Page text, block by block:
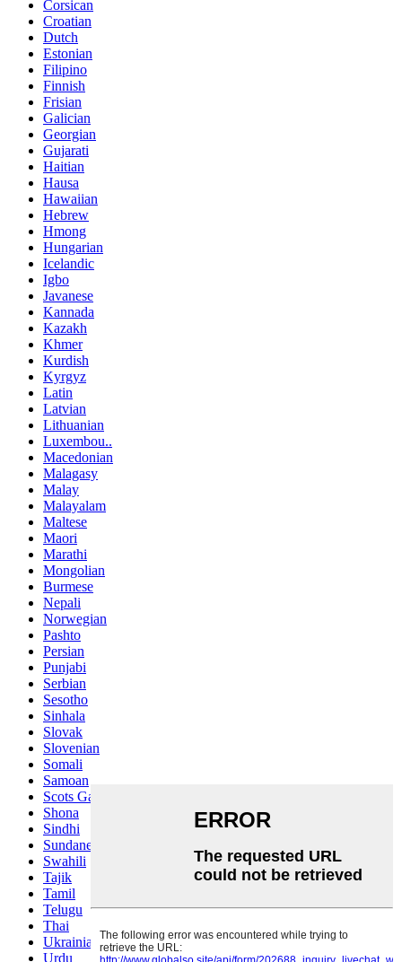
Corsican
Croatian
Dutch
Estonian
Filipino
Finnish
Frisian
Galician
Georgian
Gujarati
Haitian
Hausa
Hawaiian
Hebrew
Hmong
Hungarian
Icelandic
Igbo
Javanese
Kannada
Kazakh
Khmer
Kurdish
Kyrgyz
Latin
Latvian
Lithuanian
Luxembou..
Macedonian
Malagasy
Malay
Malayalam
Maltese
Maori
Marathi
Mongolian
Burmese
Nepali
Norwegian
Pashto
Persian
Punjabi
Serbian
Sesotho
Sinhala
Slovak
Slovenian
Somali
Samoan
Scots Gaelic
Shona
Sindhi
Sundanese
Swahili
Tajik
Tamil
Telugu
Thai
Ukrainian
Urdu